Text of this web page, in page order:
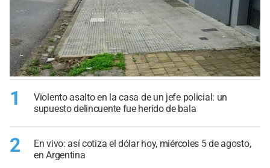
1
Violento asalto en la casa de un jefe policial: un
supuesto delincuente fue herido de bala
2
En vivo: así cotiza el dólar hoy, miércoles 5 de agosto,
en Argentina